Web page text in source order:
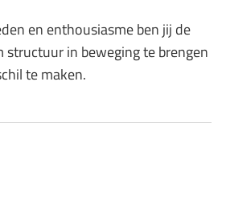
en enthousiasme ben jij de
structuur in beweging te brengen
te maken.